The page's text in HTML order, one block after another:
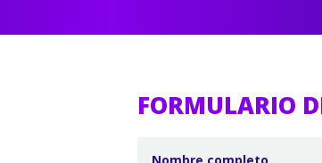
FORMULARIO